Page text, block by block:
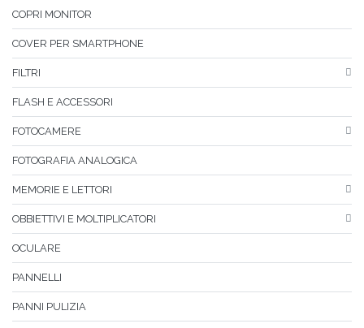
COPRI MONITOR
COVER PER SMARTPHONE
FILTRI
FLASH E ACCESSORI
FOTOCAMERE
FOTOGRAFIA ANALOGICA
MEMORIE E LETTORI
OBBIETTIVI E MOLTIPLICATORI
OCULARE
PANNELLI
PANNI PULIZIA